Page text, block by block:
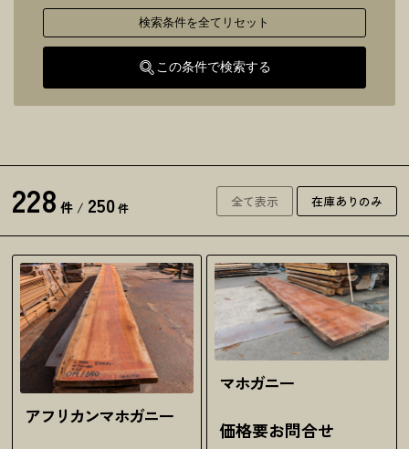
検索条件を全てリセット
この条件で検索する
228 件 / 250件 全て表示 在庫ありのみ
アフリカンマホガニー
マホガニー
価格要お問合せ